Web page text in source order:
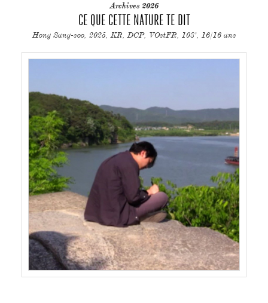
Archives 2026
CE QUE CETTE NATURE TE DIT
Hong Sang-soo, 2025, KR, DCP, VOstFR, 108', 16/16 ans